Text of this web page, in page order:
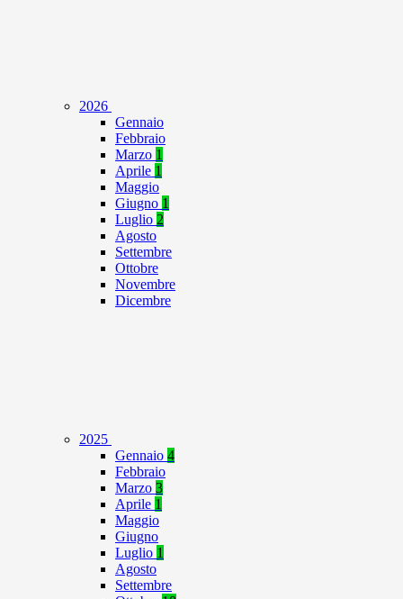
2026
Gennaio
Febbraio
Marzo 1
Aprile 1
Maggio
Giugno 1
Luglio 2
Agosto
Settembre
Ottobre
Novembre
Dicembre
2025
Gennaio 4
Febbraio
Marzo 3
Aprile 1
Maggio
Giugno
Luglio 1
Agosto
Settembre